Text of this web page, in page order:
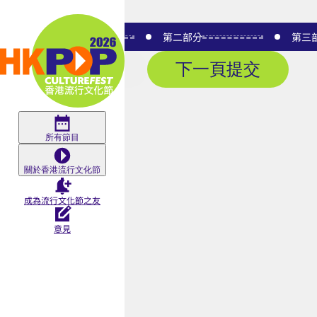
Skip to main content
Survey
香
港
所有節目
關於香港流行文化節
成為流行文化節之友
意見
第一部分 第二部分 第三
上一頁 下一頁提交